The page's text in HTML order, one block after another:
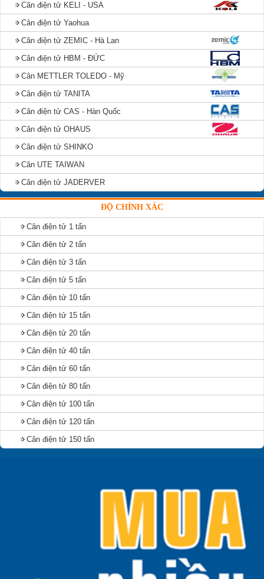
Cân điện tử KELI - USA
Cân điện tử Yaohua
Cân điện tử ZEMIC - Hà Lan
Cân điện tử HBM - ĐỨC
Cân METTLER TOLEDO - Mỹ
Cân điện tử TANITA
Cân điện tử CAS - Hàn Quốc
Cân điện tử OHAUS
Cân điện tử SHINKO
Cân UTE TAIWAN
Cân điện tử JADERVER
ĐỘ CHÍNH XÁC
Cân điện tử 1 tấn
Cân điện tử 2 tấn
Cân điện tử 3 tấn
Cân điện tử 5 tấn
Cân điện tử 10 tấn
Cân điện tử 15 tấn
Cân điện tử 20 tấn
Cân điện tử 40 tấn
Cân điện tử 60 tấn
Cân điện tử 80 tấn
Cân điện tử 100 tấn
Cân điện tử 120 tấn
Cân điện tử 150 tấn